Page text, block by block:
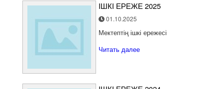
ІШКІ ЕРЕЖЕ 2025
01.10.2025
Мектептің ішкі ережесі
Читать далее